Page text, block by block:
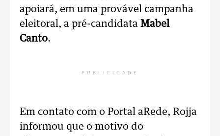
apoiará, em uma provável campanha
eleitoral, a pré-candidata Mabel
Canto.
PUBLICIDADE
Em contato com o Portal aRede, Rojja
informou que o motivo do